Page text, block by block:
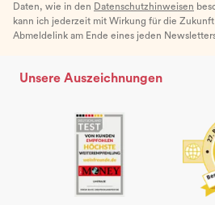
Daten, wie in den Datenschutzhinweisen
kann ich jederzeit mit Wirkung für die
Abmeldelink am Ende eines jeden
Unsere Auszeichnungen